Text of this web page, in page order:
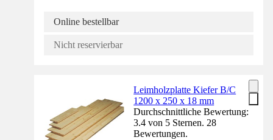
Online bestellbar
Nicht reservierbar
Leimholzplatte Kiefer B/C
1200 x 250 x 18 mm
Durchschnittliche Bewertung:
3.4 von 5 Sternen. 28
Bewertungen.